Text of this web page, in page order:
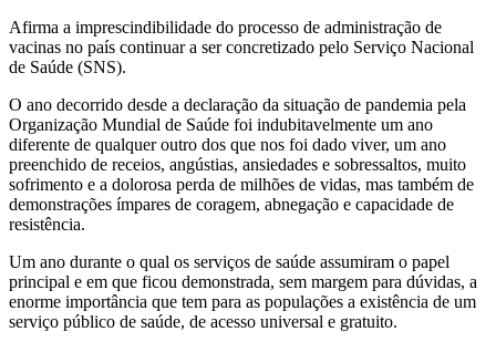
Afirma a imprescindibilidade do processo de administração de
vacinas no país continuar a ser concretizado pelo Serviço Nacional
de Saúde (SNS).
O ano decorrido desde a declaração da situação de pandemia pela
Organização Mundial de Saúde foi indubitavelmente um ano
diferente de qualquer outro dos que nos foi dado viver, um ano
preenchido de receios, angústias, ansiedades e sobressaltos, muito
sofrimento e a dolorosa perda de milhões de vidas, mas também de
demonstrações ímpares de coragem, abnegação e capacidade de
resistência.
Um ano durante o qual os serviços de saúde assumiram o papel
principal e em que ficou demonstrada, sem margem para dúvidas, a
enorme importância que tem para as populações a existência de um
serviço público de saúde, de acesso universal e gratuito.